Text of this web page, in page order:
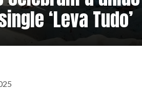
‘Leva Tudo’